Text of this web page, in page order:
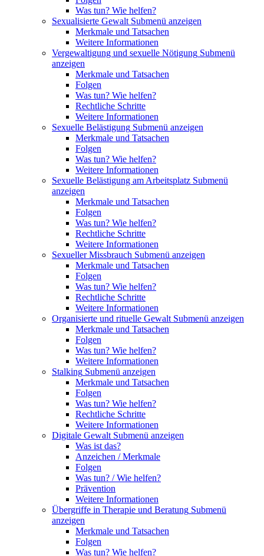
Was tun? Wie helfen?
Sexualisierte Gewalt Submenü anzeigen
Merkmale und Tatsachen
Weitere Informationen
Vergewaltigung und sexuelle Nötigung Submenü
anzeigen
Merkmale und Tatsachen
Folgen
Was tun? Wie helfen?
Rechtliche Schritte
Weitere Informationen
Sexuelle Belästigung Submenü anzeigen
Merkmale und Tatsachen
Folgen
Was tun? Wie helfen?
Weitere Informationen
Sexuelle Belästigung am Arbeitsplatz Submenü
anzeigen
Merkmale und Tatsachen
Folgen
Was tun? Wie helfen?
Rechtliche Schritte
Weitere Informationen
Sexueller Missbrauch Submenü anzeigen
Merkmale und Tatsachen
Folgen
Was tun? Wie helfen?
Rechtliche Schritte
Weitere Informationen
Organisierte und rituelle Gewalt Submenü anzeigen
Merkmale und Tatsachen
Folgen
Was tun? Wie helfen?
Weitere Informationen
Stalking Submenü anzeigen
Merkmale und Tatsachen
Folgen
Was tun? Wie helfen?
Rechtliche Schritte
Weitere Informationen
Digitale Gewalt Submenü anzeigen
Was ist das?
Anzeichen / Merkmale
Folgen
Was tun? / Wie helfen?
Prävention
Weitere Informationen
Übergriffe in Therapie und Beratung Submenü
anzeigen
Merkmale und Tatsachen
Folgen
Was tun? Wie helfen?